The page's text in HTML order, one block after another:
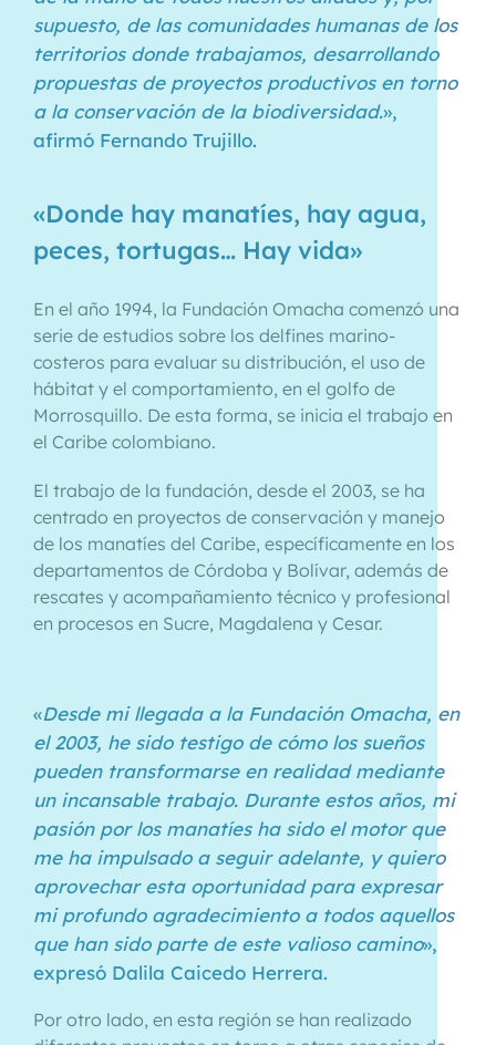
supuesto, de las comunidades humanas de los
territorios donde trabajamos, desarrollando
propuestas de proyectos productivos en torno
a la conservación de la biodiversidad.»,
afirmó Fernando Trujillo.
«Donde hay manatíes, hay agua,
peces, tortugas… Hay vida»
En el año 1994, la Fundación Omacha comenzó una
serie de estudios sobre los delfines marino-
costeros para evaluar su distribución, el uso de
hábitat y el comportamiento, en el golfo de
Morrosquillo. De esta forma, se inicia el trabajo en
el Caribe colombiano.
El trabajo de la fundación, desde el 2003, se ha
centrado en proyectos de conservación y manejo
de los manatíes del Caribe, específicamente en los
departamentos de Córdoba y Bolívar, además de
rescates y acompañamiento técnico y profesional
en procesos en Sucre, Magdalena y Cesar.
«Desde mi llegada a la Fundación Omacha, en
el 2003, he sido testigo de cómo los sueños
pueden transformarse en realidad mediante
un incansable trabajo. Durante estos años, mi
pasión por los manatíes ha sido el motor que
me ha impulsado a seguir adelante, y quiero
aprovechar esta oportunidad para expresar
mi profundo agradecimiento a todos aquellos
que han sido parte de este valioso camino»,
expresó Dalila Caicedo Herrera.
Por otro lado, en esta región se han realizado